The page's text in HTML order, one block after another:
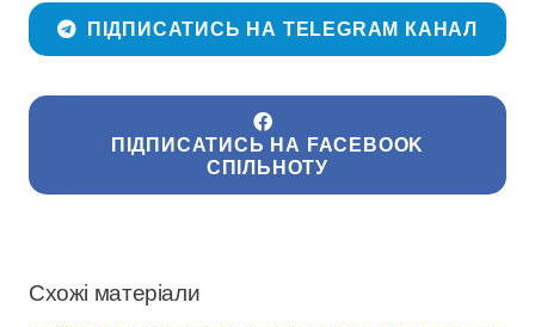
ПІДПИСАТИСЬ НА TELEGRAM КАНАЛ
ПІДПИСАТИСЬ НА FACEBOOK
СПІЛЬНОТУ
Схожі матеріали